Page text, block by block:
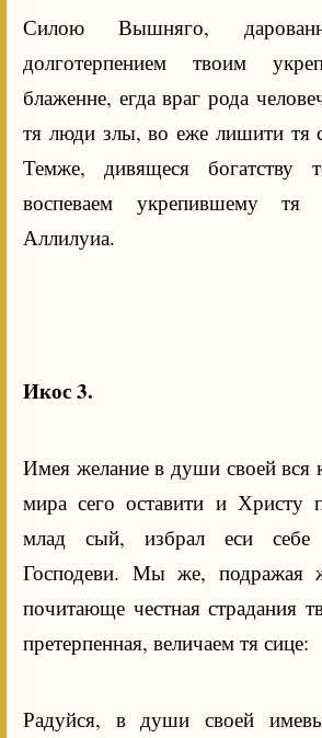
Силою Вышняго,
долготерпением твоим
блаженне, егда враг рода
тя люди злы, во еже лишити тя
Темже, дивящеся богатству
воспеваем укрепившему тя
Аллилуиа.
Икос 3.
Имея желание в души своей вся
мира сего оставити и Христу
млад сый, избрал еси себе
Господеви. Мы же, подражая
почитающе честная страдания
претерпенная, величаем тя сице:
Радуйся, в души своей